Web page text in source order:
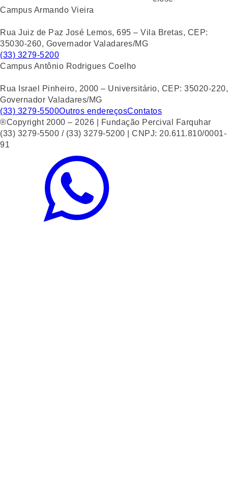
Campus Armando Vieira
Rua Juiz de Paz José Lemos, 695 – Vila Bretas, CEP:
35030-260, Governador Valadares/MG
(33) 3279-5200
Campus Antônio Rodrigues Coelho
Rua Israel Pinheiro, 2000 – Universitário, CEP: 35020-220,
Governador Valadares/MG
(33) 3279-5500Outros endereçosContatos
®Copyright 2000 – 2026 | Fundação Percival Farquhar
(33) 3279-5500 / (33) 3279-5200 | CNPJ: 20.611.810/0001-
91